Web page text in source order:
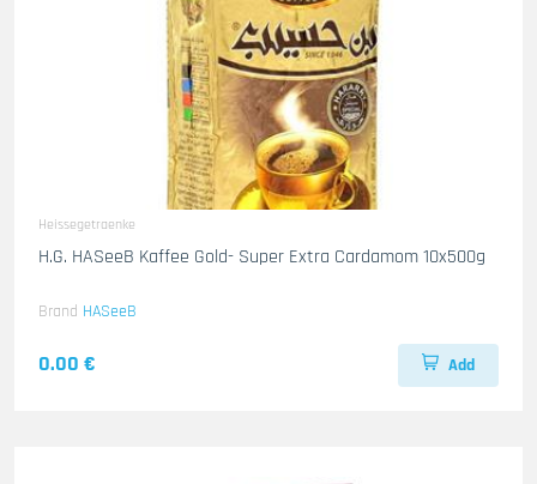
Heissegetraenke
H.G. HASeeB Kaffee Gold- Super Extra Cardamom 10x500g
Brand HASeeB
0.00 € Add